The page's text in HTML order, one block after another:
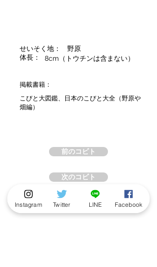
せいそく地：
野原
体長：
8cm（トウチンは含まない）
掲載書籍：
こびと大図鑑、日本のこびと大全（野原や
畑編）
前のコビト
次のコビト
Instagram Twitter LINE Facebook